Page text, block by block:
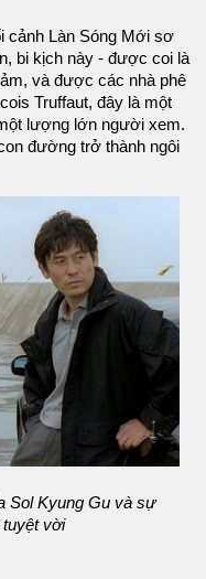
cảnh Làn Sóng Mới sơ
bi kịch này - được coi là
và được các nhà phê
Truffaut, đây là một
lượng lớn người xem.
đường trở thành ngôi
Sol Kyung Gu và sự
tuyệt vời